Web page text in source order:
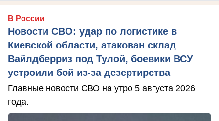
В России
Новости СВО: удар по логистике в
Киевской области, атакован склад
Вайлдберриз под Тулой, боевики ВСУ
устроили бой из-за дезертирства
Главные новости СВО на утро 5 августа 2026
года.